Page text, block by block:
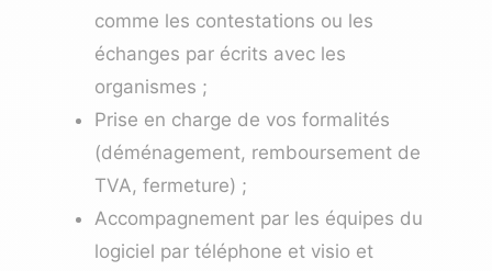
comme les contestations ou les
échanges par écrits avec les
organismes ;
Prise en charge de vos formalités
(déménagement, remboursement de
TVA, fermeture) ;
Accompagnement par les équipes du
logiciel par téléphone et visio et